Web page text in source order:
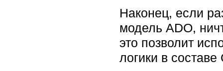
Наконец, если
модель ADO,
это позволит
логики в